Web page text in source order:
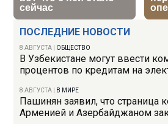
ПОСЛЕДНИЕ НОВОСТИ
8 АВГУСТА ОБЩЕСТВО
В Узбекистане могут ввести
процентов по кредитам на
8 АВГУСТА В МИРЕ
Пашинян заявил, что страница
Арменией и Азербайджаном